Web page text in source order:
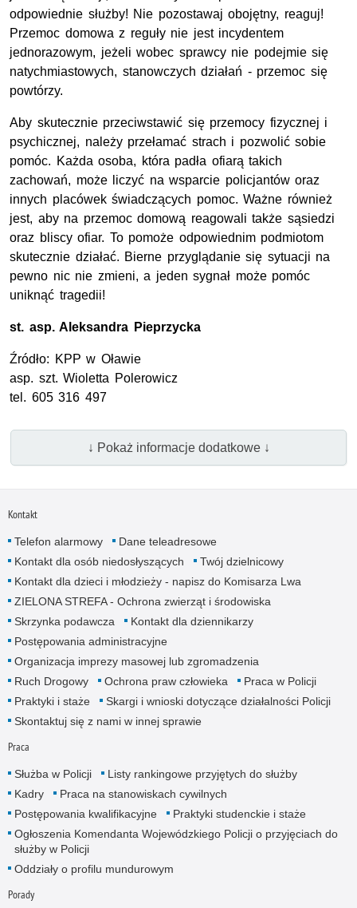
odpowiednie służby! Nie pozostawaj obojętny, reaguj!
Przemoc domowa z reguły nie jest incydentem
jednorazowym, jeżeli wobec sprawcy nie podejmie się
natychmiastowych, stanowczych działań - przemoc się
powtórzy.
Aby skutecznie przeciwstawić się przemocy fizycznej i
psychicznej, należy przełamać strach i pozwolić sobie
pomóc. Każda osoba, która padła ofiarą takich
zachowań, może liczyć na wsparcie policjantów oraz
innych placówek świadczących pomoc. Ważne również
jest, aby na przemoc domową reagowali także sąsiedzi
oraz bliscy ofiar. To pomoże odpowiednim podmiotom
skutecznie działać. Bierne przyglądanie się sytuacji na
pewno nic nie zmieni, a jeden sygnał może pomóc
uniknąć tragedii!
st. asp.Aleksandra Pieprzycka
Źródło: KPPw Oławie
asp. szt.Wioletta Polerowicz
tel. 605 316 497
↓ Pokaż informacje dodatkowe ↓
Kontakt
Telefon alarmowy
Dane teleadresowe
Kontakt dla osób niedosłyszących
Twój dzielnicowy
Kontakt dla dzieci i młodzieży - napisz do Komisarza Lwa
ZIELONA STREFA - Ochrona zwierząt i środowiska
Skrzynka podawcza
Kontakt dla dziennikarzy
Postępowania administracyjne
Organizacja imprezy masowej lub zgromadzenia
Ruch Drogowy
Ochrona praw człowieka
Praca w Policji
Praktyki i staże
Skargi i wnioski dotyczące działalności Policji
Skontaktuj się z nami w innej sprawie
Praca
Służba w Policji
Listy rankingowe przyjętych do służby
Kadry
Praca na stanowiskach cywilnych
Postępowania kwalifikacyjne
Praktyki studenckie i staże
Ogłoszenia Komendanta Wojewódzkiego Policji o przyjęciach do
służby w Policji
Oddziały o profilu mundurowym
Porady